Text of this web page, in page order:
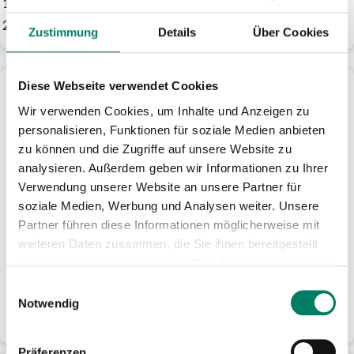
Zustimmung Details Über Cookies
Diese Webseite verwendet Cookies
Wir verwenden Cookies, um Inhalte und Anzeigen zu
personalisieren, Funktionen für soziale Medien anbieten
zu können und die Zugriffe auf unsere Website zu
analysieren. Außerdem geben wir Informationen zu Ihrer
Verwendung unserer Website an unsere Partner für
soziale Medien, Werbung und Analysen weiter. Unsere
Partner führen diese Informationen möglicherweise mit
weiteren Daten zusammen, die Sie ihnen bereitgestellt
Notwendig
Zweckverband go.Rheinland
Die Arbeitskreise des Beirates
Der Beirat besitzt insgesamt vier Arbeitskreise, in denen
alle Themen vorab beraten werden, zu denen der Beirat
eine Entscheidung treffen muss. Die Arbeitskreise geben
ihre Empfehlung zu den verschiedenen Themen an den
Beirat zur Entscheidung weiter.
Bei den vier Arbeitskreisen handelt es sich um
den Arbeitskreis Marketing, Tarif, Vertrieb und
den Arbeitskreis Rechtliche Angelegenheiten und um